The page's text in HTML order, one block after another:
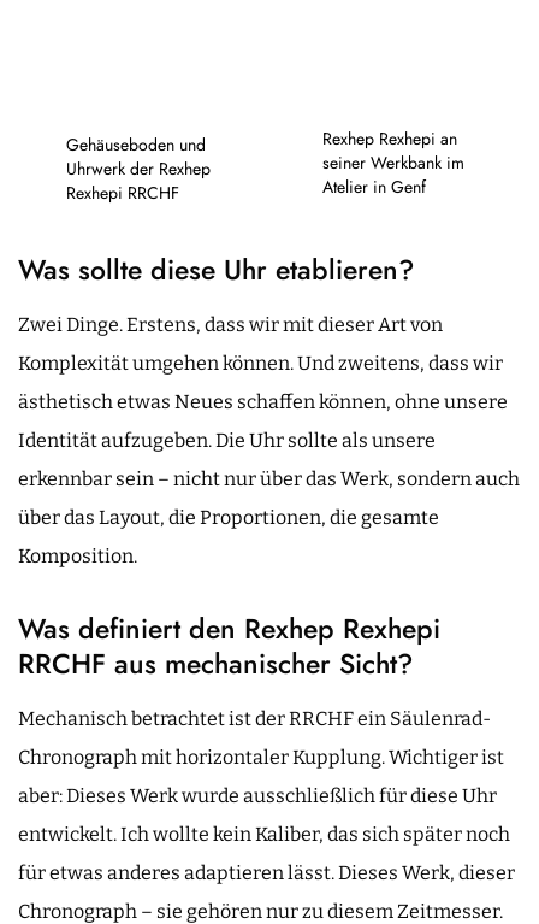
Gehäuseboden und
Uhrwerk der Rexhep
Rexhepi RRCHF
Rexhep Rexhepi an
seiner Werkbank im
Atelier in Genf
Was sollte diese Uhr etablieren?
Zwei Dinge. Erstens, dass wir mit dieser Art von
Komplexität umgehen können. Und zweitens, dass wir
ästhetisch etwas Neues schaffen können, ohne unsere
Identität aufzugeben. Die Uhr sollte als unsere
erkennbar sein – nicht nur über das Werk, sondern auch
über das Layout, die Proportionen, die gesamte
Komposition.
Was definiert den Rexhep Rexhepi
RRCHF aus mechanischer Sicht?
Mechanisch betrachtet ist der RRCHF ein Säulenrad-
Chronograph mit horizontaler Kupplung. Wichtiger ist
aber: Dieses Werk wurde ausschließlich für diese Uhr
entwickelt. Ich wollte kein Kaliber, das sich später noch
für etwas anderes adaptieren lässt. Dieses Werk, dieser
Chronograph – sie gehören nur zu diesem Zeitmesser.